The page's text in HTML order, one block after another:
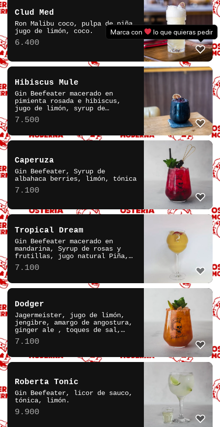
Clud Med
Ron Malibu coco, pulpa de piña,
jugo de limón, coco.
6.400
Hibiscus Mule
Gin Beefeater macerado en
pimienta rosada e hibiscus,
jugo de limón, syrup de
frutilla e hibiscus, ginger
beer.
7.500
Caperuza
Gin Beefeater, Syrup de
albahaca berries, limón, tónica
7.100
Tropical Dream
Gin Beefeater macerado en
mandarina, Syrup de rosas y
frutillas, jugo natural Piña,
mango, Limón, agua gasificada.
7.100
Dodger
Jagermeister, jugo de limón,
jengibre, amargo de angostura,
ginger ale , toques de sal,
merkén, goma.
7.100
Roberta Tonic
Gin Beefeater, licor de sauco,
tónica, limón.
9.900
Marca con lo que quieras pedir